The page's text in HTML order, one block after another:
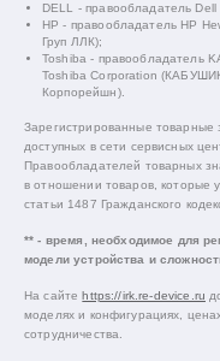
DELL - правообладатель
HP - правообладатель HP
Груп ЛЛК);
Toshiba - правообладатель
Toshiba Corporation
Корпорейшн).
Зарегистрированные товарные
доступных в сети сервисных
Правообладателей товарных
в отношении товаров, которые
статьи 1487 Гражданского
** - время, необходимое для
модели устройства и
На сайтеhttps://irk.re-device.ru
моделях и конфигурациях,
сотрудничества.